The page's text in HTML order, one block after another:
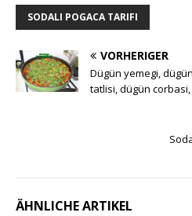
SODALI POGACA TARIFI
VORHERIGER
Dügün yemegi,
tatlisi, dügün
ÄHNLICHE ARTIKEL